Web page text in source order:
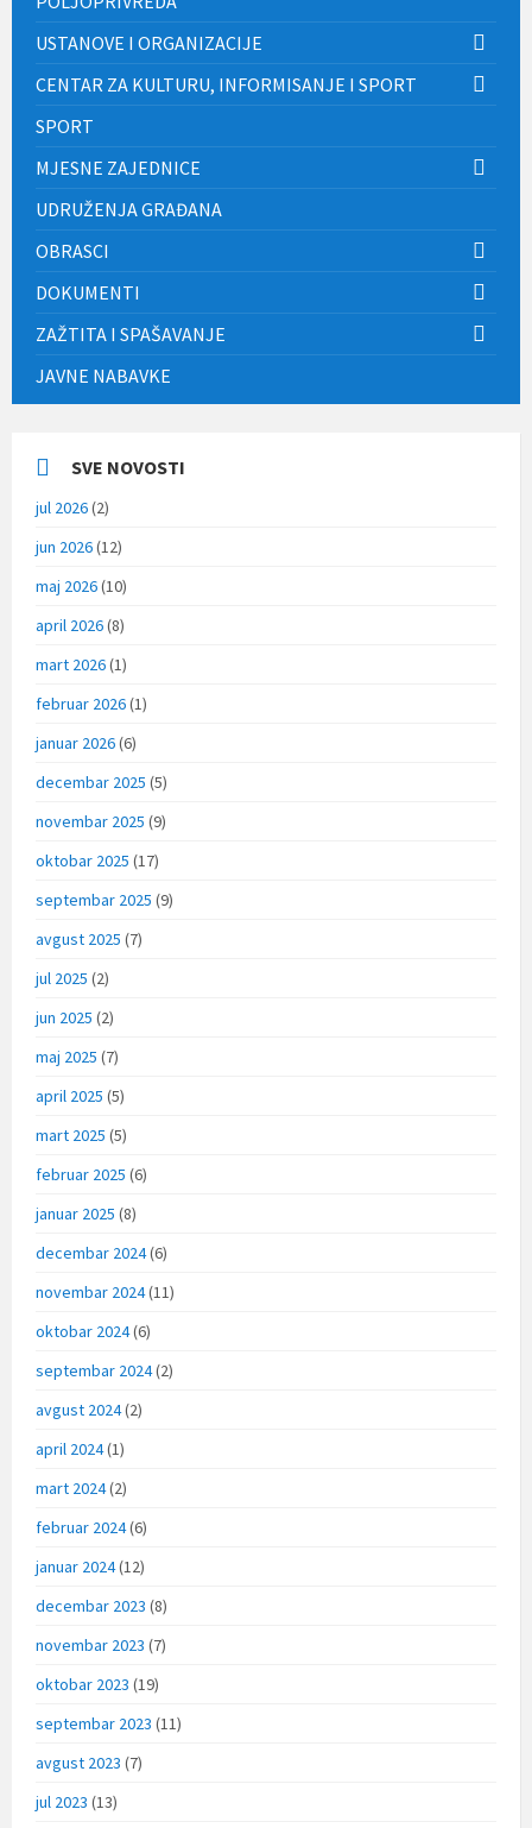
USTANOVE I ORGANIZACIJE
CENTAR ZA KULTURU, INFORMISANJE I SPORT
SPORT
MJESNE ZAJEDNICE
UDRUŽENJA GRAĐANA
OBRASCI
DOKUMENTI
ZAŽTITA I SPAŠAVANJE
JAVNE NABAVKE
SVE NOVOSTI
jul 2026(2)
jun 2026(12)
maj 2026(10)
april 2026(8)
mart 2026(1)
februar 2026(1)
januar 2026(6)
decembar 2025 (5)
novembar 2025 (9)
oktobar 2025 (17)
septembar 2025 (9)
avgust 2025 (7)
jul 2025 (2)
jun 2025 (2)
maj 2025 (7)
april 2025 (5)
mart 2025 (5)
februar 2025 (6)
januar 2025 (8)
decembar 2024(6)
novembar 2024(11)
oktobar 2024(6)
septembar 2024(2)
avgust 2024(2)
april 2024(1)
mart 2024(2)
februar 2024(6)
januar 2024(12)
decembar 2023 (8)
novembar 2023 (7)
oktobar 2023 (19)
septembar 2023 (11)
avgust 2023 (7)
jul 2023 (13)